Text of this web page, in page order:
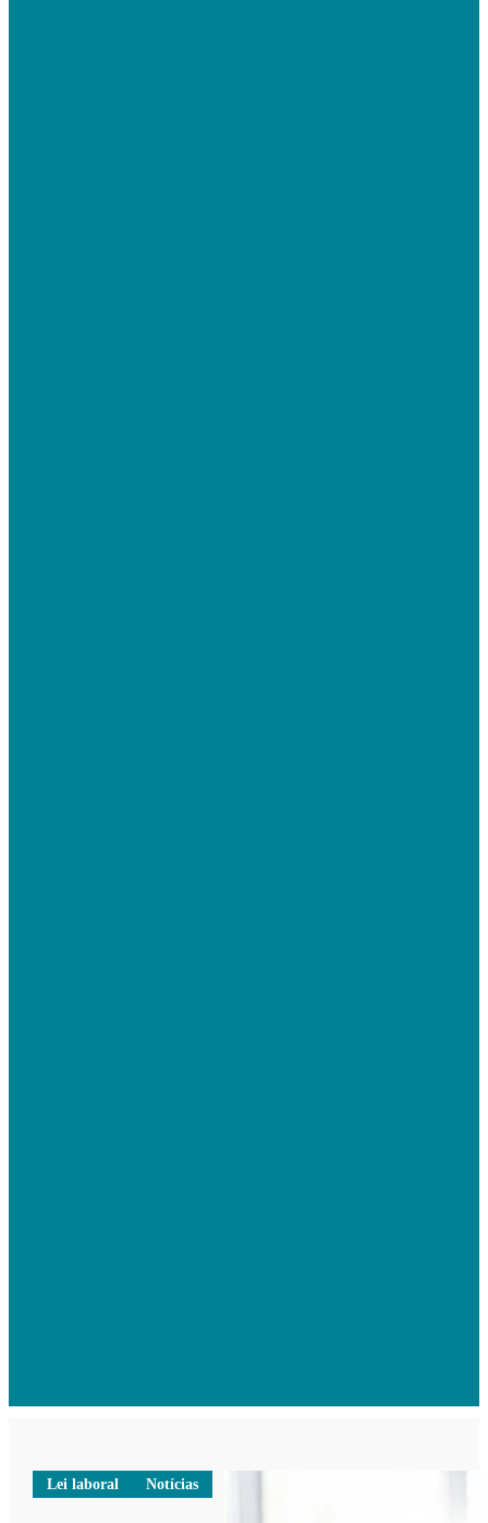
Lei laboral Notícias